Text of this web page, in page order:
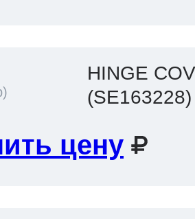
HINGE
(SE163228)
цену